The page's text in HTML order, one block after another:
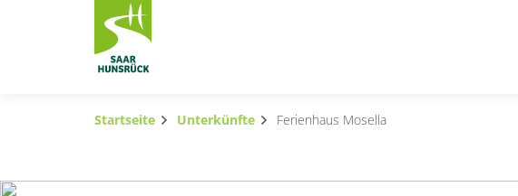
Zum Hauptinhalt springen
Subnavigation umschalten
Startseite Unterkünfte Ferienhaus Mosella